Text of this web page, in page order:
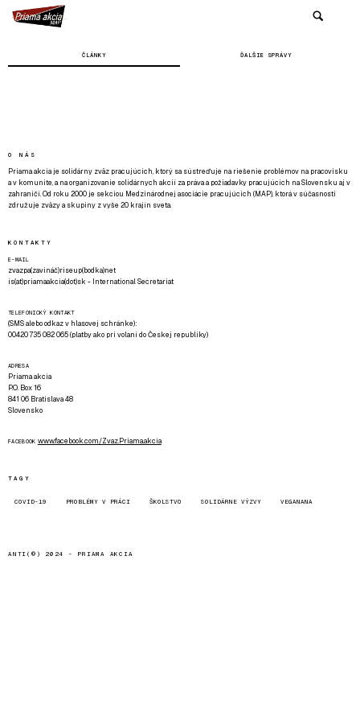
ČLÁNKY ĎALŠIE SPRÁVY
O NÁS
Priama akcia je solidárny zväz pracujúcich, ktorý sa sústreďuje na riešenie problémov na pracovisku
a v komunite, a na organizovanie solidárnych akcií za práva a požiadavky pracujúcich na Slovensku aj v
zahraničí. Od roku 2000 je sekciou Medzinárodnej asociácie pracujúcich (MAP), ktorá v súčasnosti
združuje zväzy a skupiny z vyše 20 krajín sveta.
KONTAKTY
E-MAIL
zvazpa(zavináč)riseup(bodka)net
is(at)priamaakcia(dot)sk - International Secretariat
TELEFONICKÝ KONTAKT
(SMS alebo odkaz v hlasovej schránke):
00420 735 082 065 (platby ako pri volaní do Českej republiky)
ADRESA
Priama akcia
P.O. Box 16
841 06 Bratislava 48
Slovensko
FACEBOOK www.facebook.com/Zvaz.Priama.akcia
TAGY
COVID-19 PROBLÉMY V PRÁCI ŠKOLSTVO SOLIDÁRNE VÝZVY VEGANANA
ANTI(©) 2024 - PRIAMA AKCIA